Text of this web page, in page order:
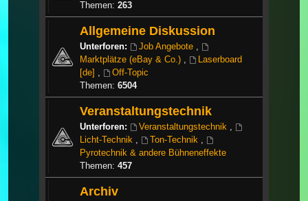
Themen: 263
Allgemeine Diskussion
Unterforen: Job Angebote ,
Marktplätze (eBay & Co.) ,
Laserboard
[de] ,
Off-Topic
Themen: 6504
Veranstaltungstechnik
Unterforen: Veranstaltungstechnik ,
Licht-Technik , Ton-Technik ,
Pyrotechnik & andere Bühneneffekte
Themen: 457
Archiv